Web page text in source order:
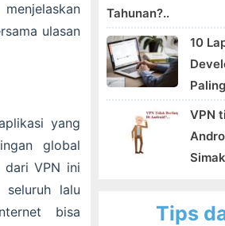
ulasan
yang
global
dari VPN ini
seluruh lalu
bisa
Tahunan?..
10
VPN
Tips